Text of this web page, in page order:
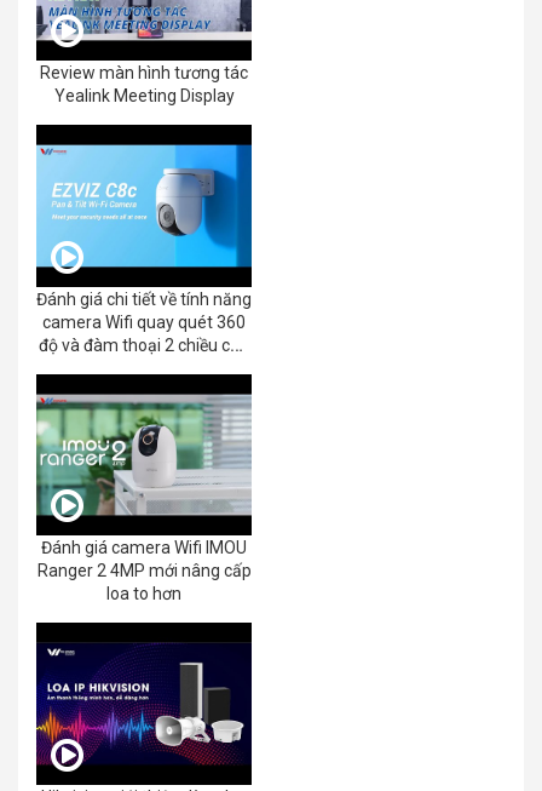
Review màn hình tương tác
Yealink Meeting Display
Đánh giá chi tiết về tính năng
camera Wifi quay quét 360
độ và đàm thoại 2 chiều của
Đánh giá camera Wifi IMOU
Ranger 2 4MP mới nâng cấp
loa to hơn